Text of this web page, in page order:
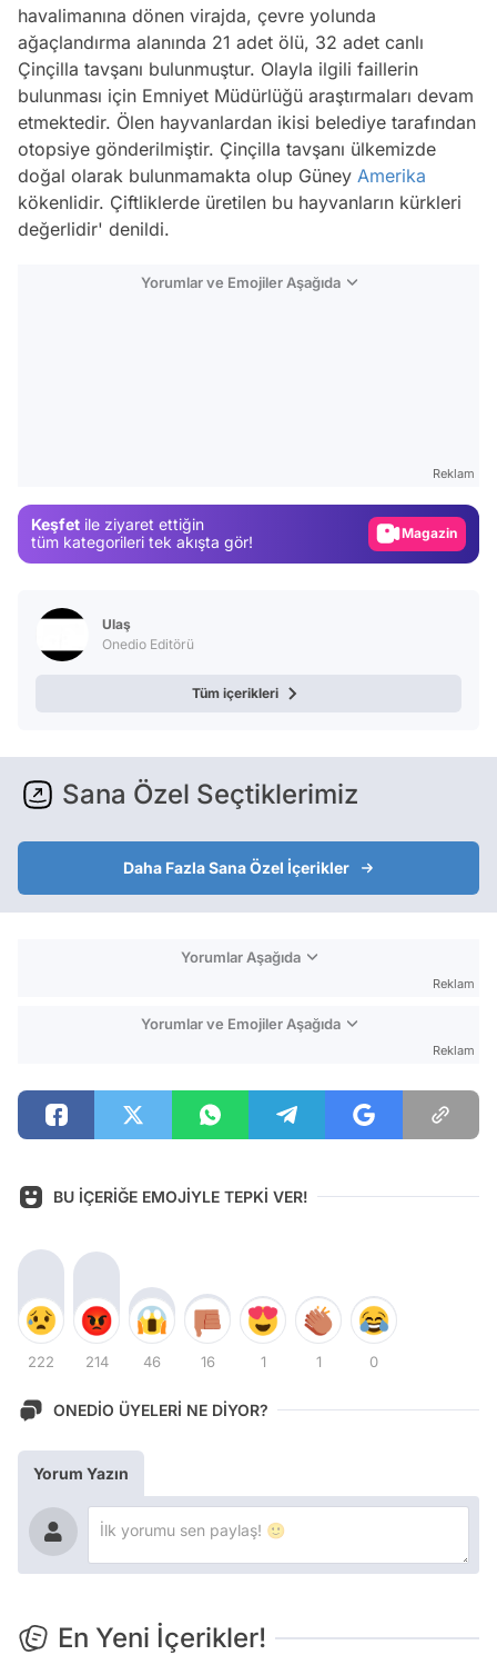
havalimanına dönen virajda, çevre yolunda
ağaçlandırma alanında 21 adet ölü, 32 adet canlı
Çinçilla tavşanı bulunmuştur. Olayla ilgili faillerin
bulunması için Emniyet Müdürlüğü araştırmaları devam
etmektedir. Ölen hayvanlardan ikisi belediye tarafından
otopsiye gönderilmiştir. Çinçilla tavşanı ülkemizde
doğal olarak bulunmamakta olup Güney Amerika
kökenlidir. Çiftliklerde üretilen bu hayvanların kürkleri
değerlidir' denildi.
Yorumlar ve Emojiler Aşağıda
Reklam
Keşfet ile ziyaret ettiğin
tüm kategorileri tek akışta gör!
Gündem
Magazin
Video
Ulaş
Onedio Editörü
Tüm içerikleri
Sana Özel Seçtiklerimiz
Daha Fazla Sana Özel İçerikler
Yorumlar Aşağıda
Reklam
Yorumlar ve Emojiler Aşağıda
Reklam
BU İÇERİĞE EMOJİYLE TEPKİ VER!
222 214 46 16 1 1 0
ONEDİO ÜYELERİ NE DİYOR?
Yorum Yazın
En Yeni İçerikler!